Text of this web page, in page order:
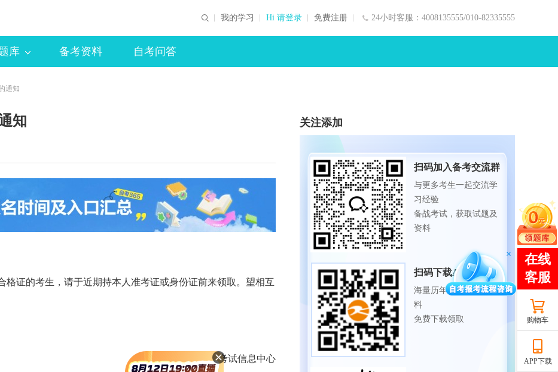
24小时客服：4008135555/010-82335555
我的学习 Hi 请登录 免费注册
库 备考资料 自考问答
通知
知
证的考生，请于近期持本人准考证或身份证前来领取。望相互
武侯区招生考试信息中心
关注添加
扫码加入备考交流群
与更多考生一起交流学
习经验
备战考试，获取试题及
资料
扫码下载APP
海量历年试题、备考资
料
免费下载领取
购物车
APP下载